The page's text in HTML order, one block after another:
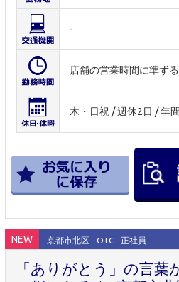
-
店舗の営業時間に準ずる
木・日祝 / 週休2日 / 年
NEW 京都市北区 OTC 正社員
「ありがとう」の言葉